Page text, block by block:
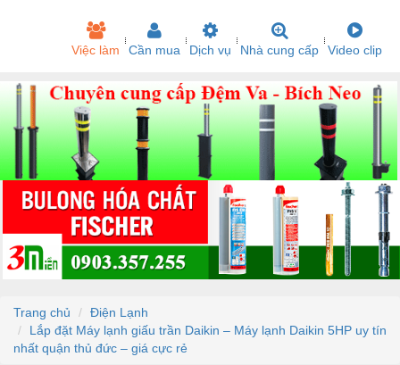
Việc làm Cần mua Dịch vụ Nhà cung cấp Video clip
Trang chủ
Điện Lạnh
Lắp đặt Máy lạnh giấu trần Daikin – Máy lạnh Daikin 5HP uy tín
nhất quận thủ đức – giá cực rẻ